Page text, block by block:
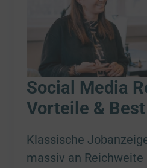
Social Media
Vorteile &
Klassische
massiv an Reichweite